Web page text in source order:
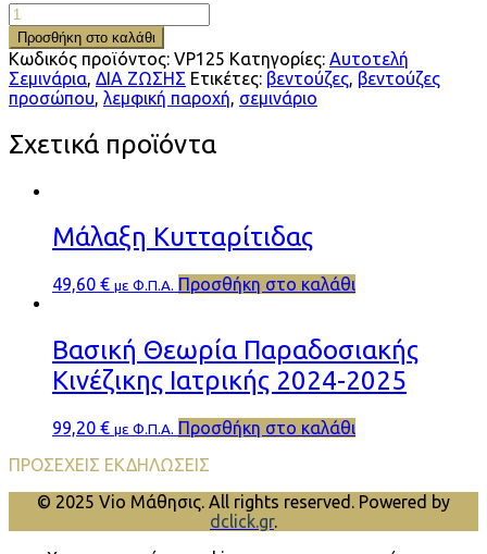
Βεντούζες
Προσώπου
ποσότητα
Προσθήκη στο καλάθι
Κωδικός προϊόντος: VP125 Κατηγορίες: Αυτοτελή
Σεμινάρια, ΔΙΑ ΖΩΣΗΣ Ετικέτες: βεντούζες, βεντούζες
προσώπου, λεμφική παροχή, σεμινάριο
Σχετικά προϊόντα
Μάλαξη Κυτταρίτιδας
49,60 € με Φ.Π.Α. Προσθήκη στο καλάθι
Βασική Θεωρία Παραδοσιακής
Κινέζικης Ιατρικής 2024-2025
99,20 € με Φ.Π.Α. Προσθήκη στο καλάθι
ΠΡΟΣΕΧΕΙΣ ΕΚΔΗΛΩΣΕΙΣ
© 2025 Vio Μάθησις. All rights reserved. Powered by
dclick.gr.